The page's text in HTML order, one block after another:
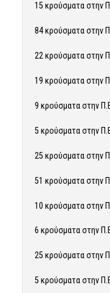
15 κρούσματα στην
84 κρούσματα στην
22 κρούσματα στην
19 κρούσματα στην
9 κρούσματα στην
5 κρούσματα στην
25 κρούσματα στην
51 κρούσματα στην
10 κρούσματα στην
6 κρούσματα στην
25 κρούσματα στην
5 κρούσματα στην